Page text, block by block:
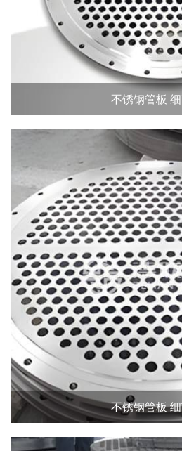
不锈钢管板
不锈钢管板